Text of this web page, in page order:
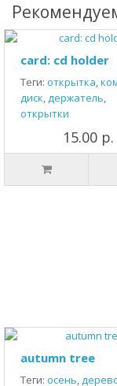
card: cd holder
Теги: открытка,
диск,держатель,
открытки
15.00 р.
autumn tree
Теги: осень,